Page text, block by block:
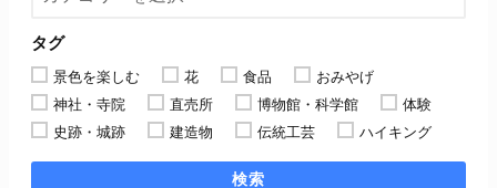
タグ
景色を楽しむ 花 食品
おみやげ
神社・寺院
直売所 博物館・科学館
体験
史跡・城跡
建造物 伝統工芸 ハイキング
検索